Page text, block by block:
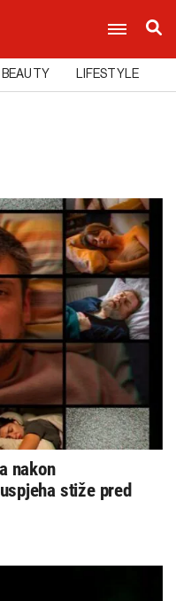
BEAUTY LIFESTYLE
nakon
stiže pred